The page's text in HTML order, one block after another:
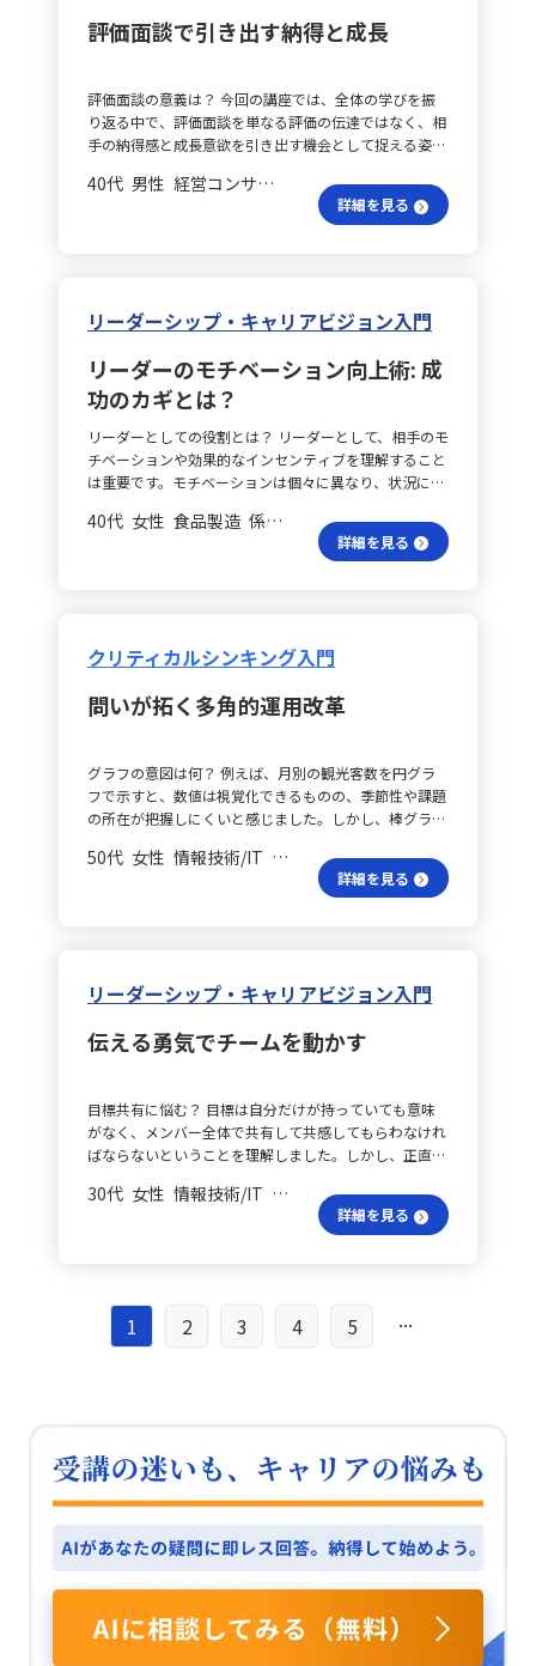
一致する解を短時間で描ける場を設計します。 全体計画
をどう見る？ 最終的には、三つの“視”を共通言語と
とを目標としています。このための訓練と可視化を日次
で継続し、着実な成果につなげていく方針です。
できました。 現場で何を考える？ しかし、現実の業務
ではP/Lに触れる機会はあっても、B/Sを深く見る機会は
れ、どのような視点で判断が行われているのか、特に経
営層や財務担当者がどんな責任や判断を求められている
のかについては、さらに知識を深めたいと感じました。
他の受講生の経験も参考にしながら、今後の学びに活か
していきたいと思います。
す。 評価面談はどう改善？ 人事としてキャリア開発や
欠です。たとえば、評価や配置に関する対話では、最初
に結論や制度の説明から入るのではなく、「この半年ど
う感じていたか」「どのような点で手応えや難しさを感
じたか」といった質問を通じて、相手の認識を十分に聴
くことを意識する必要があります。その上で、期待され
る要件と事実を整理し、最後に次の成長機会や支援策を
た場合にはすぐに結論を出さず、一旦受け止めること、
そして自分側の至らなさや改善点を率直に認めることの
3点を実践していきます。また、緊張を「能力不足」と
捉えるのではなく、「責任を引き受けている証」として
自分の姿勢を整えることを意識したいと思います。 信頼
に自分が誠実であることが信頼関係を築き、結果として
組織の成長につながると実感しました。これからもこの
学びを、日常の様々なフィードバックや対話の場面で活
かしていきたいと考えています。
いない」という言葉や、「リーダーシップは当たり前の
動が信頼を生み、結果としてフォロワーが現れると理解
しました。 リーダーの三要素は？ さらに、リーダーシ
ップの三要素について学ぶ中で、状況や直面する課題に
よっては、意識や行動の重心に偏りが生じるのは自然な
ことであり、必ずしも均等に発揮できる必要はないと気
づきました。以前は「リーダーシップはこうあるべき」
は？ これまでの学びを踏まえ、自分が目指すリーダー
像についても再考する機会となりました。私は、ビジョ
在でありたいと思います。「こんな未来をつくりたい」
という思いを言葉にし、その未来に向かって一緒に進む
と信じています。 日常に活かすリーダーシップは？
Week1で学んだことを通して、リーダーシップは特別な
能力や役職に依存するものではなく、日々の行動や関わ
りの中で自然に発現するものであると再認識しました。
今後はこの視点を大切にし、ビジョンを描いて仲間と共
有するだけでなく、各々が現場でどのようにリーダーシ
セスを共有することで、相互に学び合える環境作りを目
指していきたいです。 AIで連携はどう進む？ また、現
在取り組んでいるAI活用の推進活動においても、こうし
たリーダーシップの考え方は大きな示唆を与えてくれま
ーダーシップを発揮し、信頼関係を基盤として主体的に
動ける環境を作れるか、今後はその具体的なあり方につ
いても議論を深めていきたいと考えています。
評価面談で引き出す納得と成長
評価面談の意義は？ 今回の講座では、全体の学びを振
り返る中で、評価面談を単なる評価の伝達ではなく、相
手の納得感と成長意欲を引き出す機会として捉える姿勢
て、ハーズバーグの動機づけ・衛生理論や、事実に基づ
いたフィードバック、共感や支援の姿勢といったポイン
えることが信頼関係の構築に繋がることを学びました。
わるというリーダーシップの影響力も実感できました。
1on1の活用法は？ 今回得た学びは、日常の1on1やチー
ムメンバーとの接し方にすぐに活かせると感じていま
す。面談では、「評価を伝える」だけで終わるのではな
く、相手の納得感と成長意欲を引き出すための対話を重
視したいと思います。相手に自己評価を促す問いかけを
クと期待、支援策を組み合わせることで、動機づけと信
た。特に経験の浅いメンバーに対しては、業務の背景や
目的を丁寧に伝えることで、主体的な行動や提案を引き
学びを実務に活かすため、まずは1on1の質向上を図り
じているか」や「今後どうなっていきたいか」といった
問いかけを通して内省と動機づけを促します。 面談準備
はどう進め？ 次に、評価面談に向けた事前準備を徹底
し、事実に基づく観察メモを作成。相手の自己評価との
すり合わせや納得感を高めるストーリー構成を行い、面
談では評価理由だけでなく今後の期待と具体的な支援方
特に若手メンバーの成長を促していきます。業務の背景
や目的を丁寧に共有し、途中でのフォローアップを欠か
さないことで、メンバー一人ひとりの成長とチーム全体
の成果最大化を目指します。 チーム成長を支える？ こ
に動くチーム作りと、メンバーのさらなる成長を支援で
きるリーダーシップを発揮していきたいと考えていま
す。
40代 男性 経営コンサルティング 係長／主任
詳細を見る
リーダーシップ・キャリアビジョン入門
リーダーのモチベーション向上術: 成
功のカギとは？
リーダーとしての役割とは？ リーダーとして、相手のモ
チベーションや効果的なインセンティブを理解すること
は重要です。モチベーションは個々に異なり、状況に応
って多角的に洞察することが有用です。 まず、「マズロ
ーの欲求5段階説」では、生理的欲求、安全・安定性欲
つの視点を提供します。さらに、「動機付け・衛生理
要因が異なる点を考慮します。 どうやってモチベーショ
尊重する**: - 言葉を用いて評価や称賛を与えることで、
相手の自己承認欲求を満たし、人が持つ自然な欲求を満
足させます（例：感謝の表明、結果の報告）。 2. **目
標設定をする**: - 自分の仕事が組織内でどのような意味
を持っているかを理解することで、仕事への自律性を誘
発し、自己承認欲求を満たします。 3. **フィードバッ
高める**: - 日頃から信頼関係を築いておくことが必要で
す。 フィードバックの重要性を理解する 仕事に対する
フィードバックは、自身が担当者として実践した場合は
自身へ、リーダーとして関わった際はメンバーと振り返
葉と肯定的なフィードバックを実施する**。 - **時系列
に沿って振り返りを行い、次に活かすために以下の3つ
の点を問う質問を投げかける**: 1. 出来事や状況につい
て 2. そこでの考えや行動について 3. 気づきや教訓につ
値観トランプとエンゲージメントサーベイの結果を活用
じるかを共有し合う機会を設けます。 - **施策を終えた
際には必ずフィードバックの機会を設ける**: - 次に繋が
る振り返りを実施します。 このようにして、リーダーと
40代 女性 食品製造 係長／主任
詳細を見る
クリティカルシンキング入門
問いが拓く多角的運用改革
グラフの意図は何？ 例えば、月別の観光客数を円グラ
フで示すと、数値は視覚化できるものの、季節性や課題
の所在が把握しにくいと感じました。しかし、棒グラフ
それ以外の時期が弱い」という特徴が一目瞭然となりま
した。これは、単にグラフの種類を変えたのではなく、
切り口でデータを分析することで、「観光客が少ない＝
来訪理由が十分に設計されていない」という本質的な課
あるという点が印象に残りました。 次に問うべきは？
この学習を通じ、データ分析は単に答えを導く作業では
なく、「次に問うべき問いを発見するプロセス」である
と捉えるようになりました。問いを見直すことで、見え
てくる世界が変わり、施策の方向性も異なってくること
を、具体的なテーマを通じて実感できました。 審議の
だ視点を取り入れていくつもりです。具体的には、まず
「どの案件にどの程度の審議が必要なのか」という問い
四半期別、目的別に切り口を変えたことで指摘されたよ
うに、案件評価も一面的な軸だけで判断するのではな
く、さまざまな視点から分解することが必要です。これ
により、「リスクが低く、審議が過剰になっている案
件」と、「慎重な確認が依然として必要な案件」とを明
確に区別できると考えています。今後は、これらのデー
タをグラフや一覧表にまとめ、関係者が直感的に理解で
きる形で改善案を提示することを意識して取り組みま
す。単純な効率化の主張にとどまらず、複数の根拠を示
50代 女性 情報技術/IT 一般社員／職員
詳細を見る
リーダーシップ・キャリアビジョン入門
伝える勇気でチームを動かす
目標共有に悩む？ 目標は自分だけが持っていても意味
がなく、メンバー全体で共有して共感してもらわなけれ
ばならないということを理解しました。しかし、正直に
しく、苦手だと感じています。まだチームのリーダーと
して実践経験が浅いため、チーム全体へビジョンを提示
え、相手の価値観や能力を踏まえた伝え方を工夫すれ
ば、そんな苦手意識は薄まるのではないかと思いまし
ようにしています。 役割の伝え方は？ さらに、目的や
ゴール、役割をより明確に示すことで、メンバーの自律
う気づきがありました。当初は自分なりに説明している
つもりでしたが、あるフィードバックでその点が指摘さ
れ、特に経験の浅いメンバーに対しては、より丁寧に伝
また、問いかけの方法についても見直しが必要だと気づ
30代 女性 情報技術/IT 一般社員／職員
詳細を見る
1 2 3 4 5 ...